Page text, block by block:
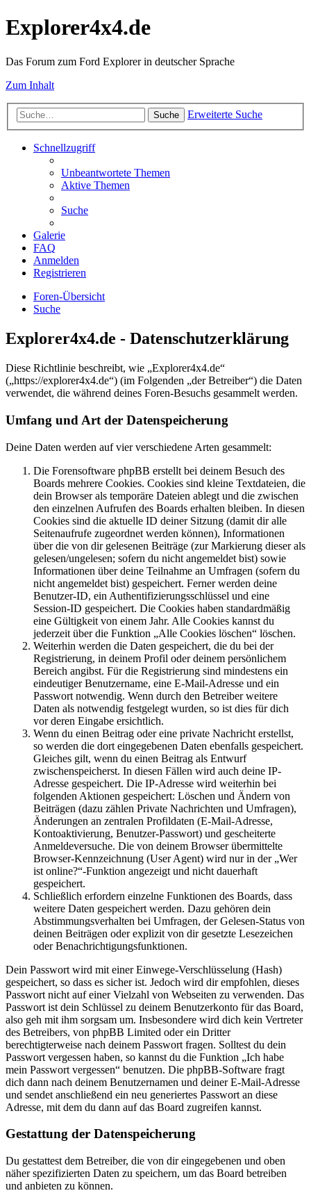
Explorer4x4.de
Das Forum zum Ford Explorer in deutscher Sprache
Zum Inhalt
Suche Erweiterte Suche
Schnellzugriff
Unbeantwortete Themen
Aktive Themen
Suche
Galerie
FAQ
Anmelden
Registrieren
Foren-Übersicht
Suche
Explorer4x4.de - Datenschutzerklärung
Diese Richtlinie beschreibt, wie „Explorer4x4.de“
(„https://explorer4x4.de“) (im Folgenden „der Betreiber“) die Daten
verwendet, die während deines Foren-Besuchs gesammelt werden.
Umfang und Art der Datenspeicherung
Deine Daten werden auf vier verschiedene Arten gesammelt:
Die Forensoftware phpBB erstellt bei deinem Besuch des
Boards mehrere Cookies. Cookies sind kleine Textdateien, die
dein Browser als temporäre Dateien ablegt und die zwischen
den einzelnen Aufrufen des Boards erhalten bleiben. In diesen
Cookies sind die aktuelle ID deiner Sitzung (damit dir alle
Seitenaufrufe zugeordnet werden können), Informationen
über die von dir gelesenen Beiträge (zur Markierung dieser als
gelesen/ungelesen; sofern du nicht angemeldet bist) sowie
Informationen über deine Teilnahme an Umfragen (sofern du
nicht angemeldet bist) gespeichert. Ferner werden deine
Benutzer-ID, ein Authentifizierungsschlüssel und eine
Session-ID gespeichert. Die Cookies haben standardmäßig
eine Gültigkeit von einem Jahr. Alle Cookies kannst du
jederzeit über die Funktion „Alle Cookies löschen“ löschen.
Weiterhin werden die Daten gespeichert, die du bei der
Registrierung, in deinem Profil oder deinem persönlichem
Bereich angibst. Für die Registrierung sind mindestens ein
eindeutiger Benutzername, eine E-Mail-Adresse und ein
Passwort notwendig. Wenn durch den Betreiber weitere
Daten als notwendig festgelegt wurden, so ist dies für dich
vor deren Eingabe ersichtlich.
Wenn du einen Beitrag oder eine private Nachricht erstellst,
so werden die dort eingegebenen Daten ebenfalls gespeichert.
Gleiches gilt, wenn du einen Beitrag als Entwurf
zwischenspeicherst. In diesen Fällen wird auch deine IP-
Adresse gespeichert. Die IP-Adresse wird weiterhin bei
folgenden Aktionen gespeichert: Löschen und Ändern von
Beiträgen (dazu zählen Private Nachrichten und Umfragen),
Änderungen an zentralen Profildaten (E-Mail-Adresse,
Kontoaktivierung, Benutzer-Passwort) und gescheiterte
Anmeldeversuche. Die von deinem Browser übermittelte
Browser-Kennzeichnung (User Agent) wird nur in der „Wer
ist online?“-Funktion angezeigt und nicht dauerhaft
gespeichert.
Schließlich erfordern einzelne Funktionen des Boards, dass
weitere Daten gespeichert werden. Dazu gehören dein
Abstimmungsverhalten bei Umfragen, der Gelesen-Status von
deinen Beiträgen oder explizit von dir gesetzte Lesezeichen
oder Benachrichtigungsfunktionen.
Dein Passwort wird mit einer Einwege-Verschlüsselung (Hash)
gespeichert, so dass es sicher ist. Jedoch wird dir empfohlen, dieses
Passwort nicht auf einer Vielzahl von Webseiten zu verwenden. Das
Passwort ist dein Schlüssel zu deinem Benutzerkonto für das Board,
also geh mit ihm sorgsam um. Insbesondere wird dich kein Vertreter
des Betreibers, von phpBB Limited oder ein Dritter
berechtigterweise nach deinem Passwort fragen. Solltest du dein
Passwort vergessen haben, so kannst du die Funktion „Ich habe
mein Passwort vergessen“ benutzen. Die phpBB-Software fragt
dich dann nach deinem Benutzernamen und deiner E-Mail-Adresse
und sendet anschließend ein neu generiertes Passwort an diese
Adresse, mit dem du dann auf das Board zugreifen kannst.
Gestattung der Datenspeicherung
Du gestattest dem Betreiber, die von dir eingegebenen und oben
näher spezifizierten Daten zu speichern, um das Board betreiben
und anbieten zu können.